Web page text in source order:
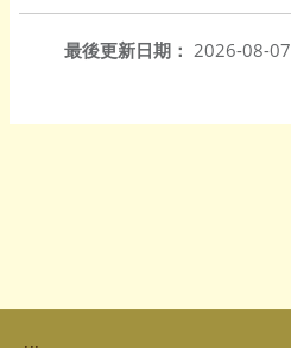
最後更新日期： 2026-08-07